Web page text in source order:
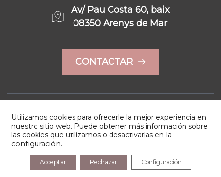
Av/ Pau Costa 60, baix
08350 Arenys de Mar
CONTACTAR
Política de privacidad © Copyright 2022
Utilizamos cookies para ofrecerle la mejor experiencia en
nuestro sitio web. Puede obtener más información sobre
las cookies que utilizamos o desactivarlas en la
configuración.
Acceptar Rechazar Configuración